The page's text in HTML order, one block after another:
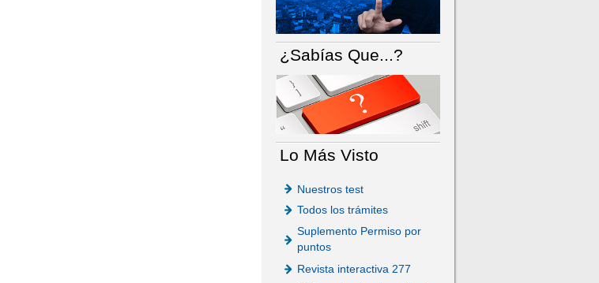
¿Sabías Que...?
Lo Más Visto
Nuestros test
Todos los trámites
Suplemento Permiso por
puntos
Revista interactiva 277